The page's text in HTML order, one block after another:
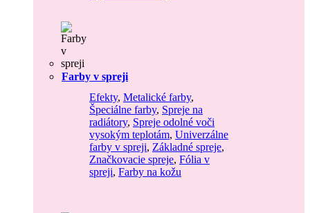
Farby v spreji
Efekty, Metalické farby,
Špeciálne farby, Spreje na
radiátory, Spreje odolné voči
vysokým teplotám, Univerzálne
farby v spreji, Základné spreje,
Značkovacie spreje, Fólia v
spreji, Farby na kožu